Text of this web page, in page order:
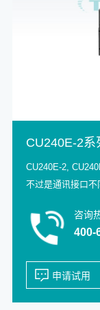
CU240E-2系
CU240E-2,
不过是通讯接口不
咨询
400-